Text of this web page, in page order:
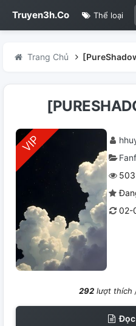
Truyen3h.Co Thể loại
Trang Chủ
02-
292lượt thích
Đọc